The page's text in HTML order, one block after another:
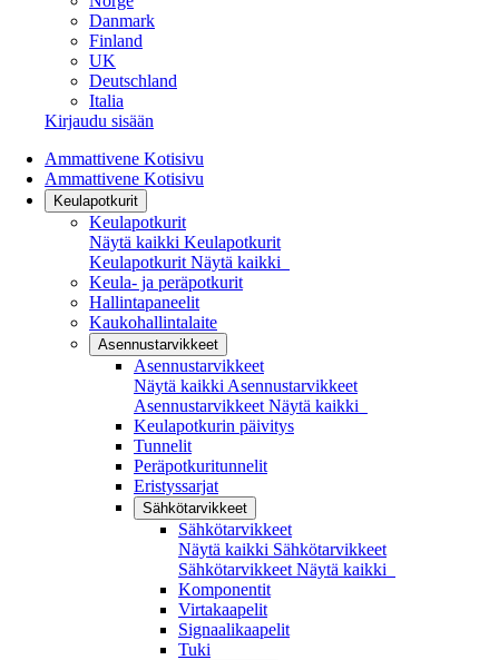
Danmark
Finland
UK
Deutschland
Italia
Kirjaudu sisään
Ammattivene Kotisivu
Ammattivene Kotisivu
Keulapotkurit
Keulapotkurit
Näytä kaikki Keulapotkurit
Keulapotkurit Näytä kaikki
Keula- ja peräpotkurit
Hallintapaneelit
Kaukohallintalaite
Asennustarvikkeet
Asennustarvikkeet
Näytä kaikki Asennustarvikkeet
Asennustarvikkeet Näytä kaikki
Keulapotkurin päivitys
Tunnelit
Peräpotkuritunnelit
Eristyssarjat
Sähkötarvikkeet
Sähkötarvikkeet
Näytä kaikki Sähkötarvikkeet
Sähkötarvikkeet Näytä kaikki
Komponentit
Virtakaapelit
Signaalikaapelit
Tuki